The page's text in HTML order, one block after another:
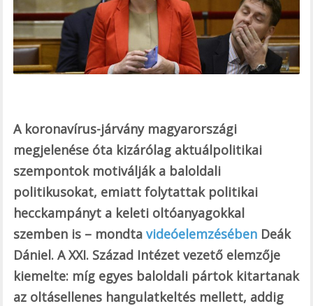
A koronavírus-járvány magyarországi
megjelenése óta kizárólag aktuálpolitikai
szempontok motiválják a baloldali
politikusokat, emiatt folytattak politikai
hecckampányt a keleti oltóanyagokkal
szemben is – mondtavideóelemzésében Deák
Dániel. A XXI. Század Intézet vezető elemzője
kiemelte: míg egyes baloldali pártok kitartanak
az oltásellenes hangulatkeltés mellett, addig